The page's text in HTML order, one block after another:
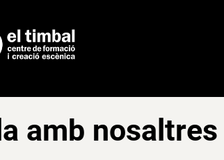
amb nosaltres